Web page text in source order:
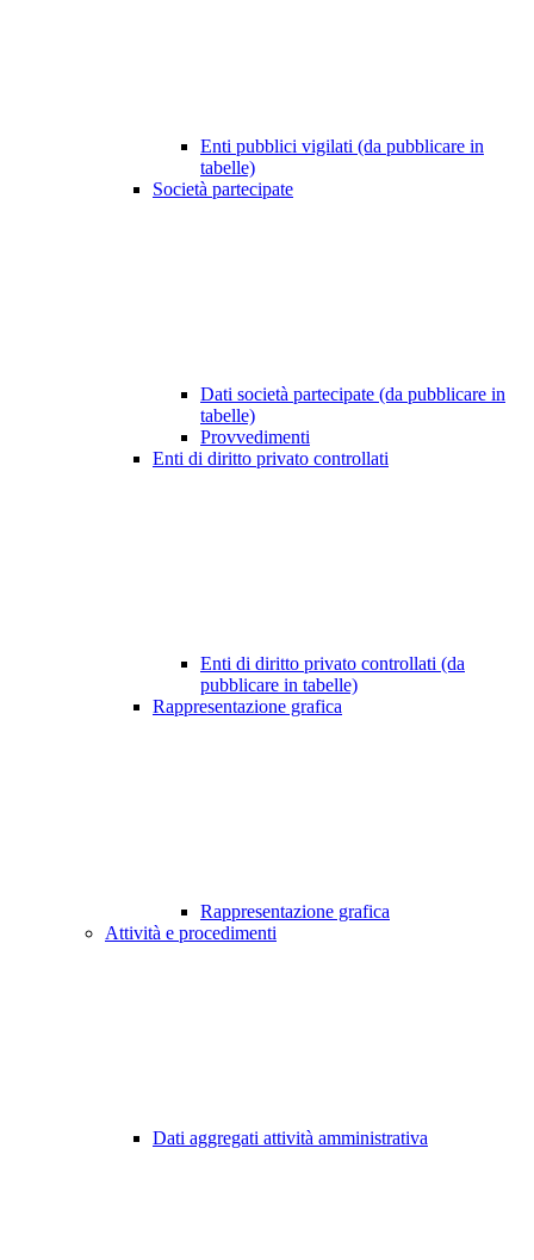
Enti pubblici vigilati (da pubblicare in
tabelle)
Società partecipate
Dati società partecipate (da pubblicare in
tabelle)
Provvedimenti
Enti di diritto privato controllati
Enti di diritto privato controllati (da
pubblicare in tabelle)
Rappresentazione grafica
Rappresentazione grafica
Attività e procedimenti
Dati aggregati attività amministrativa